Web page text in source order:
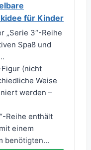
für Kinder
„Serie 3“-Reihe
Spaß und
(nicht
Weise
werden –
Reihe enthält
einem
benötigten...